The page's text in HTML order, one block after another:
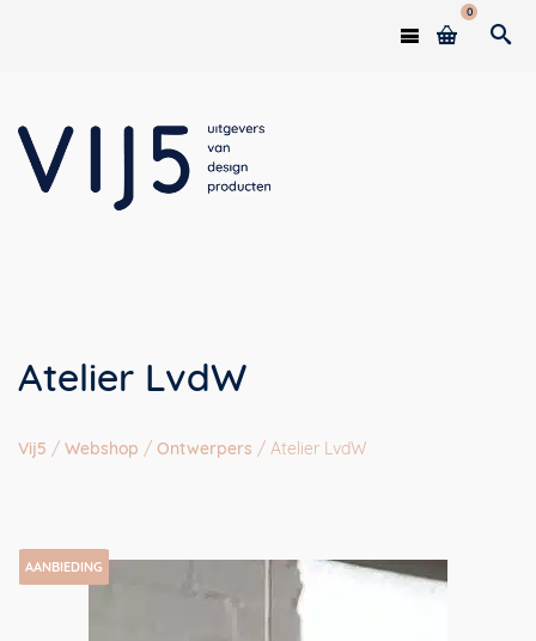
0
Atelier LvdW
Vij5 / Webshop / Ontwerpers / Atelier LvdW
AANBIEDING